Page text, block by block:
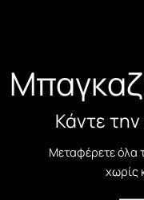
Μεγάλη
Κάντε
Mεταφέρετε όλα
χωρίς